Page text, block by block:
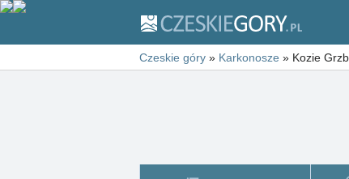
Czeskie góry » Karkonosze » Kozie